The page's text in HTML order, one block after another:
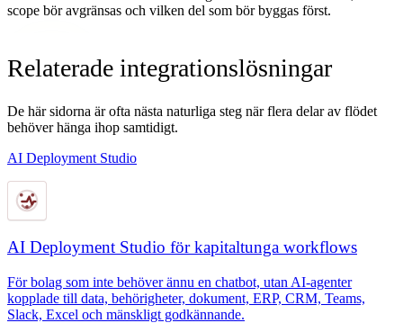
scope bör avgränsas och vilken del som bör byggas först.
Relaterade integrationslösningar
De här sidorna är ofta nästa naturliga steg när flera delar av flödet
behöver hänga ihop samtidigt.
AI Deployment Studio
AI Deployment Studio för kapitaltunga workflows
För bolag som inte behöver ännu en chatbot, utan AI-agenter
kopplade till data, behörigheter, dokument, ERP, CRM, Teams,
Slack, Excel och mänskligt godkännande.